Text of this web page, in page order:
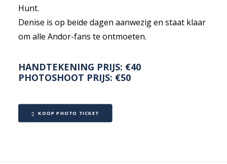
Hunt.
Denise is op beide dagen aanwezig en staat klaar
om alle Andor-fans te ontmoeten.
HANDTEKENING PRIJS: €40
PHOTOSHOOT PRIJS: €50
KOOP PHOTO TICKET